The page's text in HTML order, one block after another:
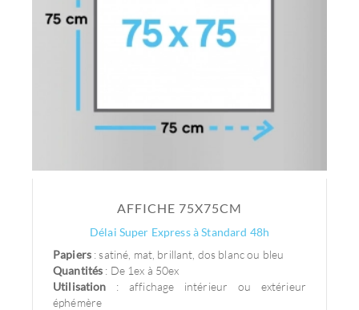
AFFICHE 75X75CM
Délai Super Express à Standard 48h
Papiers : satiné, mat, brillant, dos blanc ou bleu
Quantités : De 1ex à 50ex
Utilisation : affichage intérieur ou extérieur
éphémère